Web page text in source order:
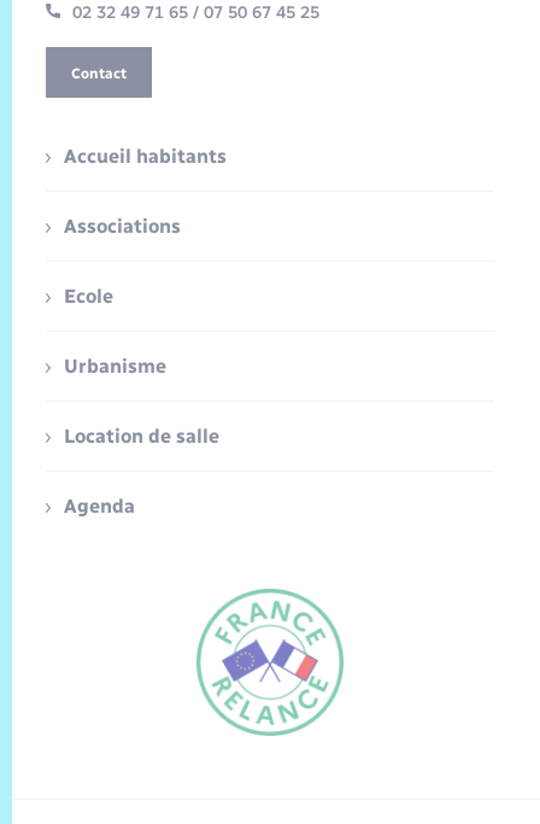
02 32 49 71 65 / 07 50 67 45 25
Contact
Accueil habitants
Associations
Ecole
Urbanisme
Location de salle
Agenda